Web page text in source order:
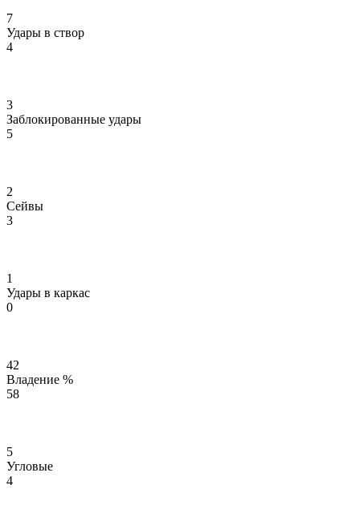
7
Удары в створ
4
3
Заблокированные удары
5
2
Сейвы
3
1
Удары в каркас
0
42
Владение %
58
5
Угловые
4